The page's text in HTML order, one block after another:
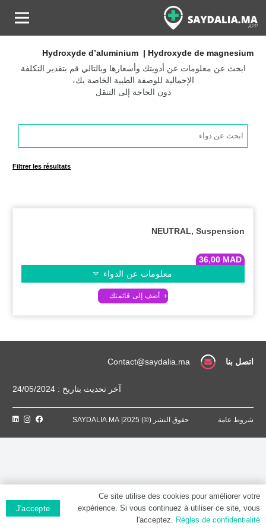
Hydroxyde d’aluminium | Hydroxyde de magnesium
ابحث عن معلومات عن أدويتك وأسعارها وبالتالي قم بتقدير التكلفة
الإجمالية للوصفة الطبية الخاصة بك،
دون الحاجة إلى التنقل
Products
search
Filtrer les résultats
NEUTRAL, Suspension
36,00 MAD
معلومات عن الدواء
اتصل بنا Contact@saydalia.ma
آخر تحديث بتاريخ : 24/05/2024
شروط عامة حقوق النشر (©) 2025| SAYDALIA.MA
Ce site utilise des cookies pour améliorer votre
expérience. Si vous continuez à utiliser ce site, vous
l'acceptez. Règles de confidentialité
J'accepte